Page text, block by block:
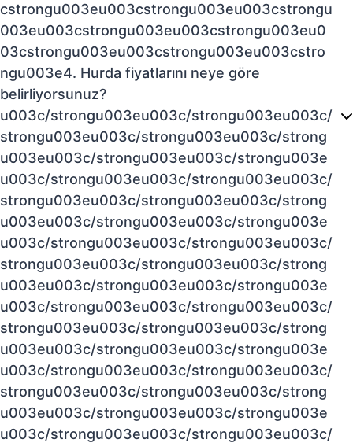
cstrongu003eu003cstrongu003eu003cstrongu
003eu003cstrongu003eu003cstrongu003eu0
03cstrongu003eu003cstrongu003eu003cstro
ngu003e4. Hurda fiyatlarını neye göre
belirliyorsunuz?
u003c/strongu003eu003c/strongu003eu003c/
strongu003eu003c/strongu003eu003c/strong
u003eu003c/strongu003eu003c/strongu003e
u003c/strongu003eu003c/strongu003eu003c/
strongu003eu003c/strongu003eu003c/strong
u003eu003c/strongu003eu003c/strongu003e
u003c/strongu003eu003c/strongu003eu003c/
strongu003eu003c/strongu003eu003c/strong
u003eu003c/strongu003eu003c/strongu003e
u003c/strongu003eu003c/strongu003eu003c/
strongu003eu003c/strongu003eu003c/strong
u003eu003c/strongu003eu003c/strongu003e
u003c/strongu003eu003c/strongu003eu003c/
strongu003eu003c/strongu003eu003c/strong
u003eu003c/strongu003eu003c/strongu003e
u003c/strongu003eu003c/strongu003eu003c/